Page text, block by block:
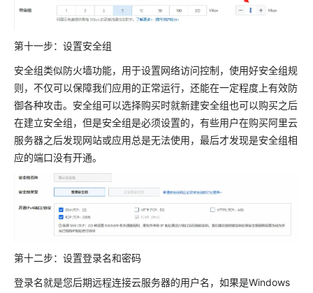
第十一步：设置安全组
安全组类似防火墙功能，用于设置网络访问控制，使用好安全组规
则，不仅可以保障我们应用的正常运行，还能在一定程度上有效防
御各种攻击。安全组可以选择购买时就新建安全组也可以购买之后
在建立安全组，但是安全组是必须设置的，有些用户在购买阿里云
服务器之后发现网站或应用总是无法使用，最后才发现是安全组相
应的端口没有开通。
第十二步：设置登录名和密码
登录名就是您后期远程连接云服务器的用户名，如果是Windows